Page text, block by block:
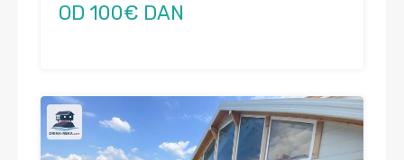
OD 100€ DAN